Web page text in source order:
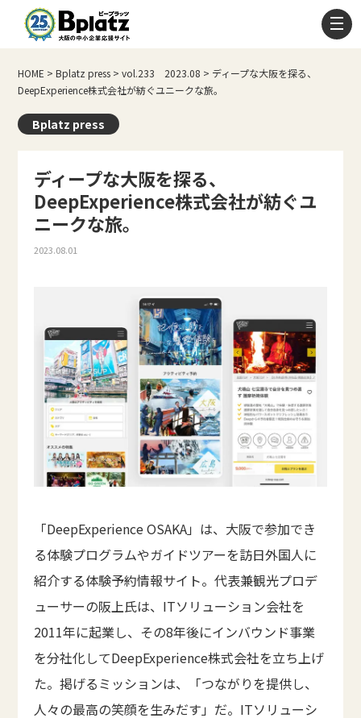
HOME >Bplatz press >vol.233 2023.08 > ディープな大阪を探る、
DeepExperience株式会社が紡ぐユニークな旅。
Bplatz press
ディープな大阪を探る、
DeepExperience株式会社が紡ぐユ
ニークな旅。
2023.08.01
「DeepExperience OSAKA」は、大阪で参加でき
る体験プログラムやガイドツアーを訪日外国人に
紹介する体験予約情報サイト。代表兼観光プロデ
ューサーの阪上氏は、ITソリューション会社を
2011年に起業し、その8年後にインバウンド事業
を分社化してDeepExperience株式会社を立ち上げ
た。掲げるミッションは、「つながりを提供し、
人々の最高の笑顔を生みだす」だ。ITソリューシ